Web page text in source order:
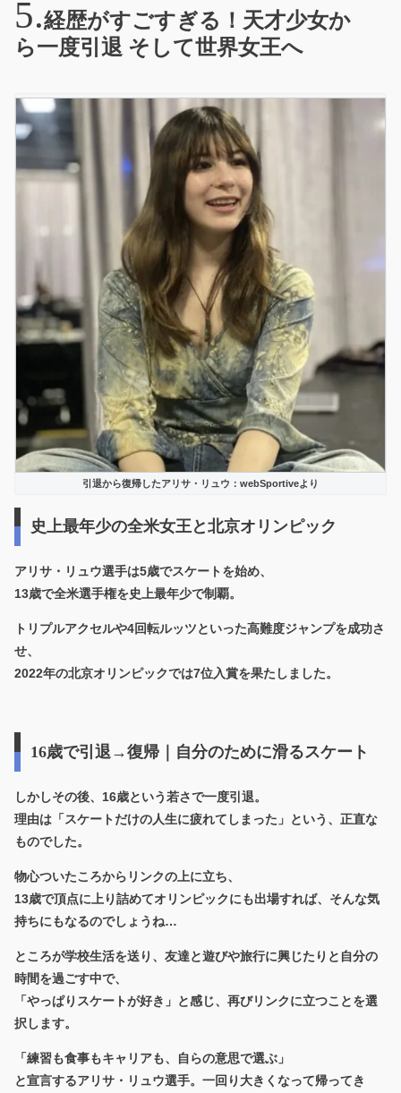
経歴がすごすぎる！天才少女か
ら一度引退 そして世界女王へ
引退から復帰したアリサ・リュウ：webSportiveより
史上最年少の全米女王と北京オリンピック
アリサ・リュウ選手は5歳でスケートを始め、
13歳で全米選手権を史上最年少で制覇。
トリプルアクセルや4回転ルッツといった高難度ジャンプを成功さ
せ、
2022年の北京オリンピックでは7位入賞を果たしました。
16歳で引退→復帰｜自分のために滑るスケート
しかしその後、16歳という若さで一度引退。
理由は「スケートだけの人生に疲れてしまった」という、正直な
ものでした。
物心ついたころからリンクの上に立ち、
13歳で頂点に上り詰めてオリンピックにも出場すれば、そんな気
持ちにもなるのでしょうね…
ところが学校生活を送り、友達と遊びや旅行に興じたりと自分の
時間を過ごす中で、
「やっぱりスケートが好き」と感じ、再びリンクに立つことを選
択します。
「練習も食事もキャリアも、自らの意思で選ぶ」
と宣言するアリサ・リュウ選手。一回り大きくなって帰ってき